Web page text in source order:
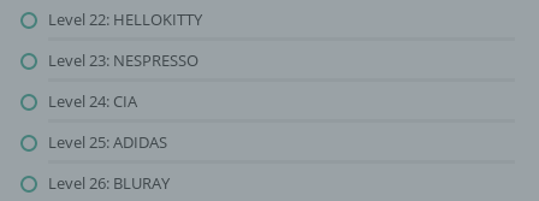
Level 22: HELLOKITTY
Level 23: NESPRESSO
Level 24: CIA
Level 25: ADIDAS
Level 26: BLURAY